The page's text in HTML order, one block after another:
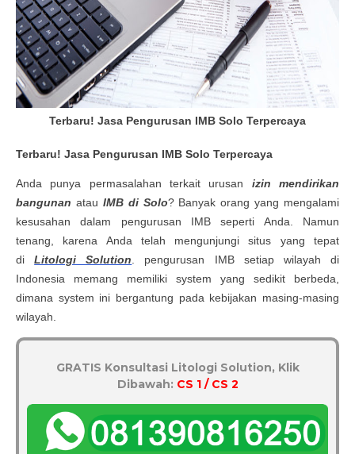
Terbaru! Jasa Pengurusan IMB Solo Terpercaya
Terbaru! Jasa Pengurusan IMB Solo Terpercaya
Anda punya permasalahan terkait urusan izin mendirikan
bangunan atau IMB di Solo? Banyak orang yang mengalami
kesusahan dalam pengurusan IMB seperti Anda. Namun
tenang, karena Anda telah mengunjungi situs yang tepat
diLitologi Solution . pengurusan IMB setiap wilayah di
Indonesia memang memiliki system yang sedikit berbeda,
dimana system ini bergantung pada kebijakan masing-masing
wilayah.
GRATIS Konsultasi Litologi Solution, Klik
Dibawah: CS 1 / CS 2